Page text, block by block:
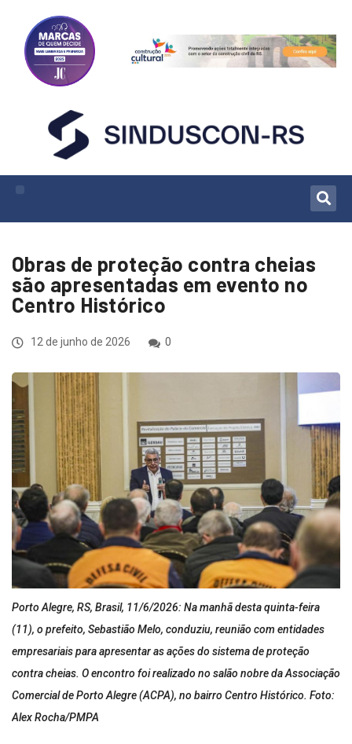
Obras de proteção contra cheias
são apresentadas em evento no
Centro Histórico
12 de junho de 2026 0
Porto Alegre, RS, Brasil, 11/6/2026: Na manhã desta quinta-feira
(11), o prefeito, Sebastião Melo, conduziu, reunião com entidades
empresariais para apresentar as ações do sistema de proteção
contra cheias. O encontro foi realizado no salão nobre da Associação
Comercial de Porto Alegre (ACPA), no bairro Centro Histórico. Foto:
Alex Rocha/PMPA